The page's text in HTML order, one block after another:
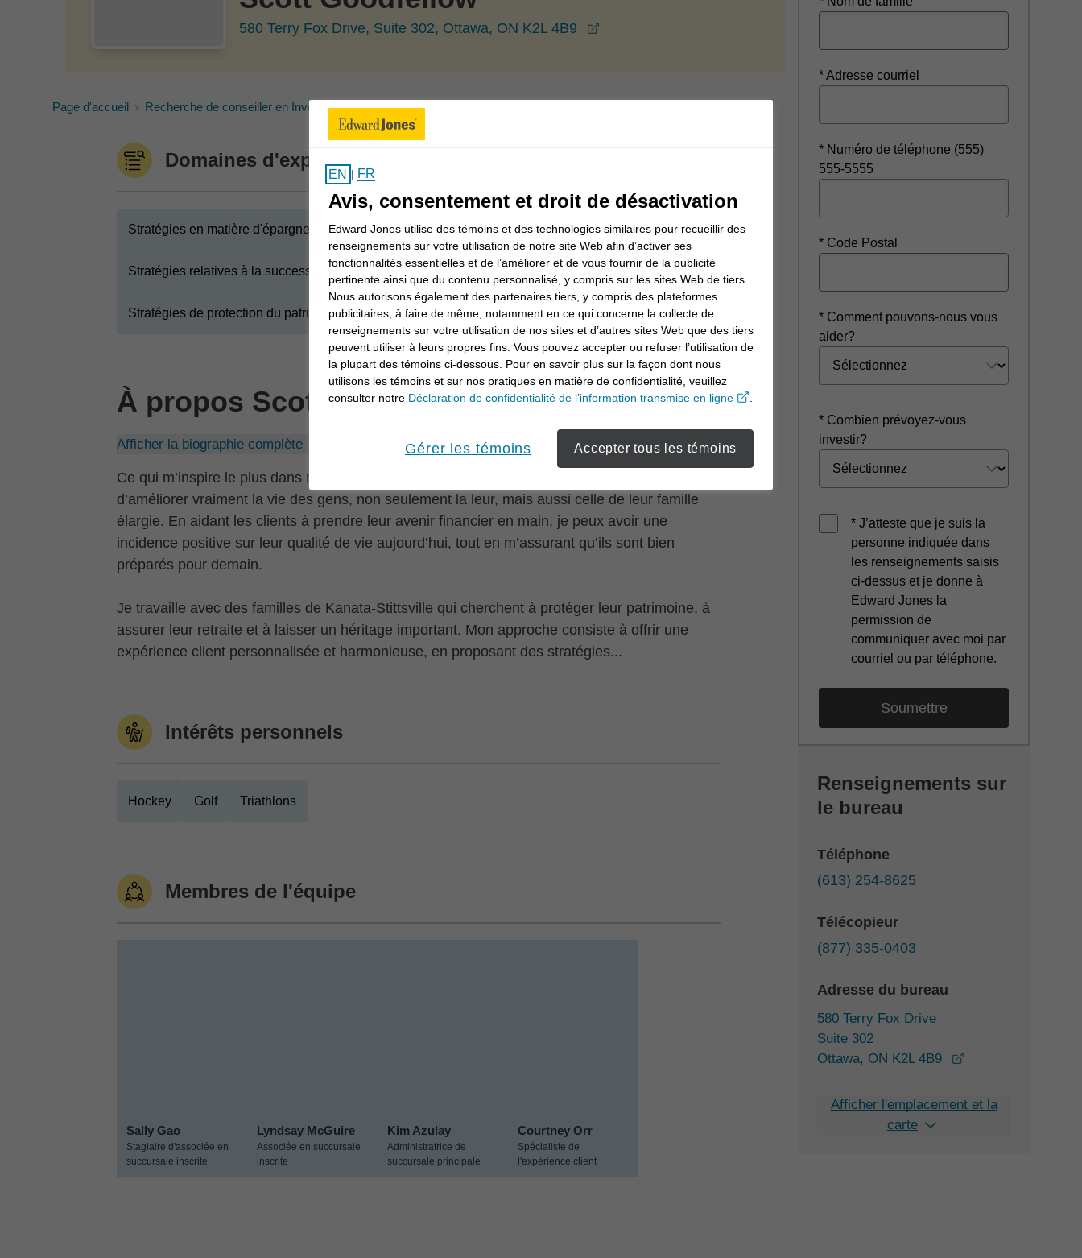
580 Terry Fox Drive, Suite 302, Ottawa, ON K2L 4B9
Page d'accueil Recherche de conseiller en Investissement Bureaux
Domaines d'expertise
Stratégies en matière d'épargne-retraite Stratégies en matière de revenu de retraite
Stratégies relatives à la succession et au patrimoine Stratégies en matière d'épargne-études
Stratégies de protection du patrimoine Régimes de retraite d'entreprise
À propos Scott
Afficher la biographie complète
Ce qui m’inspire le plus dans mon travail de conseiller en investissement, c’est l’occasion
d’améliorer vraiment la vie des gens, non seulement la leur, mais aussi celle de leur famille
élargie. En aidant les clients à prendre leur avenir financier en main, je peux avoir une
incidence positive sur leur qualité de vie aujourd’hui, tout en m’assurant qu’ils sont bien
préparés pour demain.
Je travaille avec des familles de Kanata-Stittsville qui cherchent à protéger leur patrimoine, à
assurer leur retraite et à laisser un héritage important. Mon approche consiste à offrir une
expérience client personnalisée et harmonieuse, en proposant des stratégies...
Intérêts personnels
Hockey Golf Triathlons
Membres de l'équipe
Sally Gao
Stagiaire d'associée en
succursale inscrite
Lyndsay McGuire
Associée en succursale
inscrite
Kim Azulay
Administratrice de
succursale principale
Courtney Orr
Spécialiste de
l'expérience client
* Adresse courriel
* Numéro de téléphone (555)
555-5555
* Code Postal
* Comment pouvons-nous vous
aider?
* Combien prévoyez-vous
investir?
* J’atteste que je suis la
personne indiquée dans
les renseignements saisis
ci-dessus et je donne à
Edward Jones la
permission de
communiquer avec moi par
courriel ou par téléphone.
Renseignements sur
le bureau
Téléphone
(613) 254-8625
Télécopieur
(877) 335-0403
Adresse du bureau
580 Terry Fox Drive
Suite 302
Ottawa, ON K2L 4B9
Afficher l'emplacement et la
carte
EN | FR
Avis, consentement et droit de désactivation
Edward Jones utilise des témoins et des technologies similaires pour recueillir des
renseignements sur votre utilisation de notre site Web afin d’activer ses
fonctionnalités essentielles et de l’améliorer et de vous fournir de la publicité
pertinente ainsi que du contenu personnalisé, y compris sur les sites Web de tiers.
Nous autorisons également des partenaires tiers, y compris des plateformes
publicitaires, à faire de même, notamment en ce qui concerne la collecte de
renseignements sur votre utilisation de nos sites et d’autres sites Web que des tiers
peuvent utiliser à leurs propres fins. Vous pouvez accepter ou refuser l’utilisation de
la plupart des témoins ci-dessous. Pour en savoir plus sur la façon dont nous
utilisons les témoins et sur nos pratiques en matière de confidentialité, veuillez
consulter notre Déclaration de confidentialité de l’information transmise en ligneopens in a new window
Gérer les témoins Accepter tous les témoins